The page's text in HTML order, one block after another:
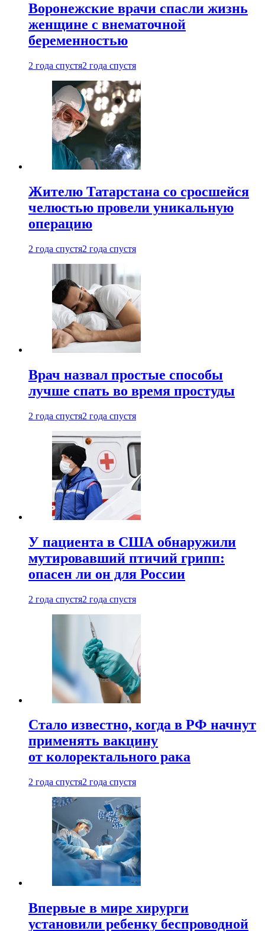
Воронежские врачи спасли жизнь
женщине с внематочной
беременностью
2 года спустя2 года спустя
Жителю Татарстана со сросшейся
челюстью провели уникальную
операцию
2 года спустя2 года спустя
Врач назвал простые способы
лучше спать во время простуды
2 года спустя2 года спустя
У пациента в США обнаружили
мутировавший птичий грипп:
опасен ли он для России
2 года спустя2 года спустя
Стало известно, когда в РФ начнут
применять вакцину
от колоректального рака
2 года спустя2 года спустя
Впервые в мире хирурги
установили ребенку беспроводной